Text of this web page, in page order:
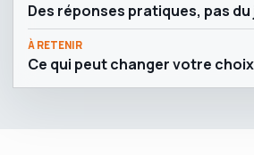
Des réponses pratiques, pas
À RETENIR
Ce qui peut changer votre